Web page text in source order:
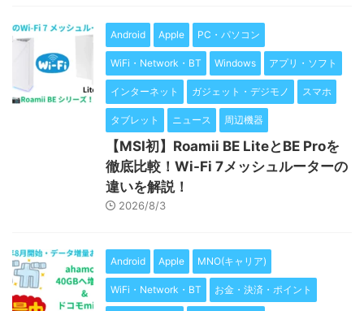
Android Apple PC・パソコン
WiFi・Network・BT Windows アプリ・ソフト
インターネット ガジェット・デジモノ スマホ
タブレット ニュース 周辺機器
【MSI初】Roamii BE LiteとBE Proを
徹底比較！Wi-Fi 7メッシュルーターの
違いを解説！
2026/8/3
Android Apple MNO(キャリア)
WiFi・Network・BT お金・決済・ポイント